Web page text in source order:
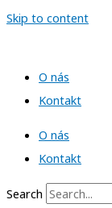
Skip to content
O nás
Kontakt
O nás
Kontakt
Search